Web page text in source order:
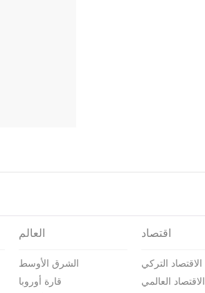
العالم
الشرق الأوسط
قارة أوروبا
اقتصاد
الاقتصاد التركي
الاقتصاد العالمي